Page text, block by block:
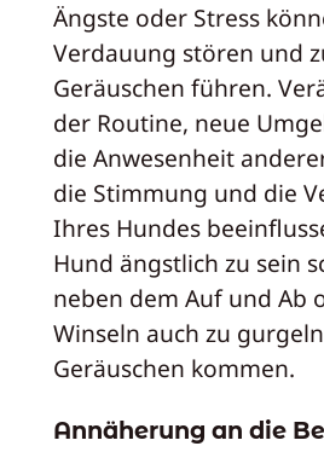
Ängste oder Stress
Verdauung stören und
Geräuschen führen.
der Routine, neue
die Anwesenheit
die Stimmung und die
Ihres Hundes
Hund ängstlich zu sein
neben dem Auf und Ab
Winseln auch zu
Geräuschen kommen.
Annäherung an die